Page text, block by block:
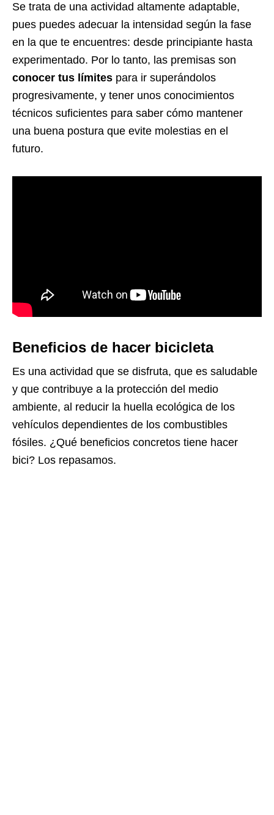
Se trata de una actividad altamente adaptable,
pues puedes adecuar la intensidad según la fase
en la que te encuentres: desde principiante hasta
experimentado. Por lo tanto, las premisas son
conocer tus límites para ir superándolos
progresivamente, y tener unos conocimientos
técnicos suficientes para saber cómo mantener
una buena postura que evite molestias en el
futuro.
Beneficios de hacer bicicleta
Es una actividad que se disfruta, que es saludable
y que contribuye a la protección del medio
ambiente, al reducir la huella ecológica de los
vehículos dependientes de los combustibles
fósiles. ¿Qué beneficios concretos tiene hacer
bici? Los repasamos.